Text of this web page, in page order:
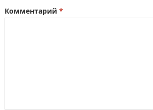
Комментарий *